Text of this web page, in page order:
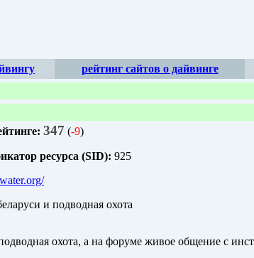
рейтинг сайтов о дайвинге
347 (-9)
ресурса (SID): 925
и подводная охота
охота, а на форуме живое общение с